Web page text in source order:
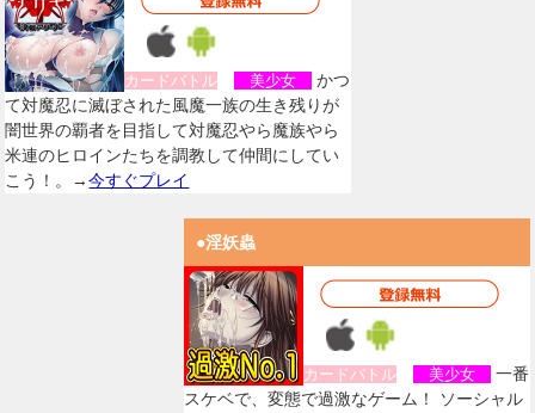
カードバトル 美少女
かつ
て対魔忍に滅ぼされた風魔一族の生き残りが
闇世界の覇者を目指して対魔忍やら魔族やら
米連のヒロインたちを調教して仲間にしてい
こう！。→今すぐプレイ
●淫妖蟲
カードバトル 美少女
一番
スケベで、変態で過激なゲーム！ ソーシャル